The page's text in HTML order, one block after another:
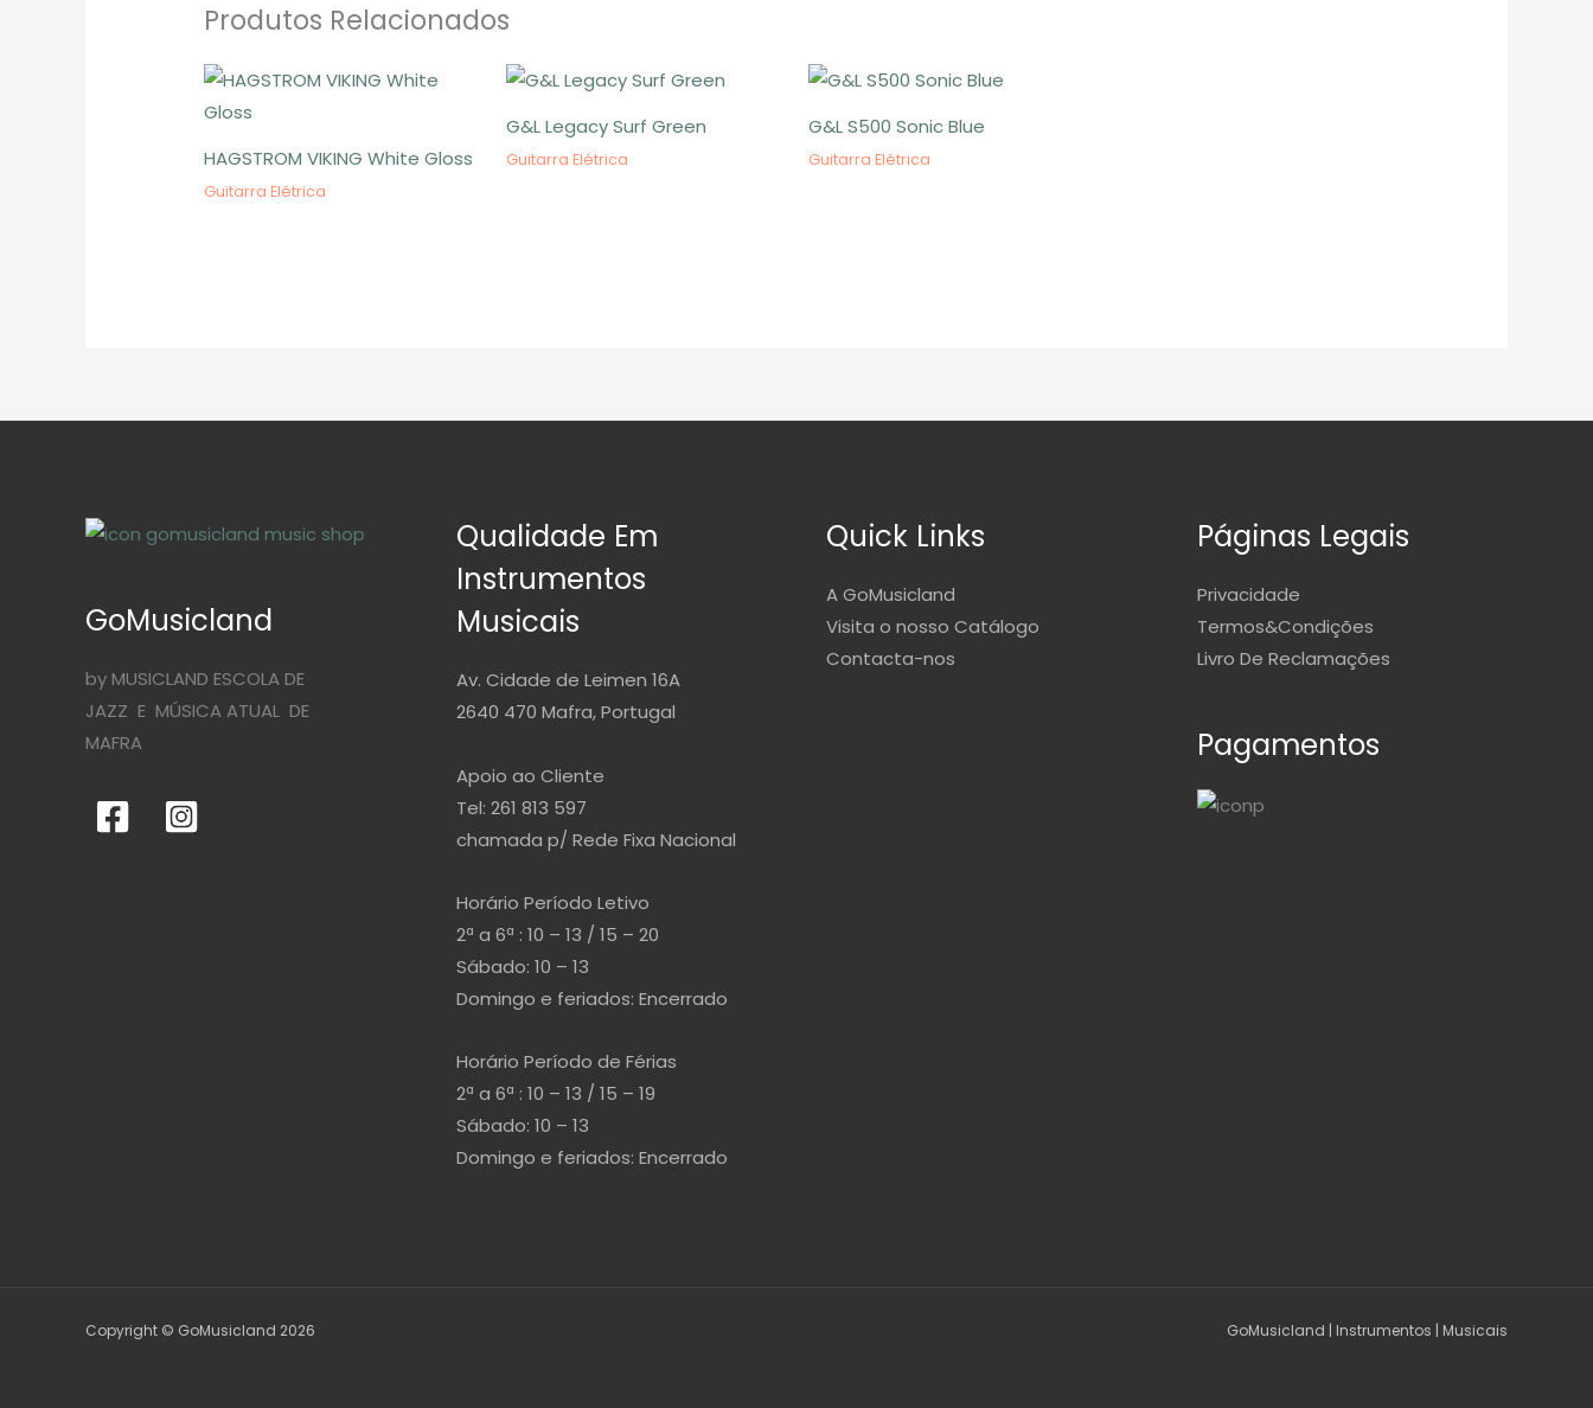
Produtos Relacionados
HAGSTROM VIKING White Gloss
Guitarra Elétrica
G&L Legacy Surf Green
Guitarra Elétrica
G&L S500 Sonic Blue
Guitarra Elétrica
GoMusicland
by MUSICLAND ESCOLA DE
JAZZ E MÚSICA ATUAL DE
MAFRA
Qualidade Em
Instrumentos
Musicais
Av. Cidade de Leimen 16A
2640 470 Mafra, Portugal
Apoio ao Cliente
Tel: 261 813 597
chamada p/ Rede Fixa Nacional
Horário Período Letivo
2ª a 6ª : 10 – 13 / 15 – 20
Sábado: 10 – 13
Domingo e feriados: Encerrado
Horário Período de Férias
2ª a 6ª : 10 – 13 / 15 – 19
Sábado: 10 – 13
Domingo e feriados: Encerrado
Quick Links
A GoMusicland
Visita o nosso Catálogo
Contacta-nos
Páginas Legais
Privacidade
Termos&Condições
Livro De Reclamações
Pagamentos
Copyright © GoMusicland 2026 GoMusicland | Instrumentos | Musicais